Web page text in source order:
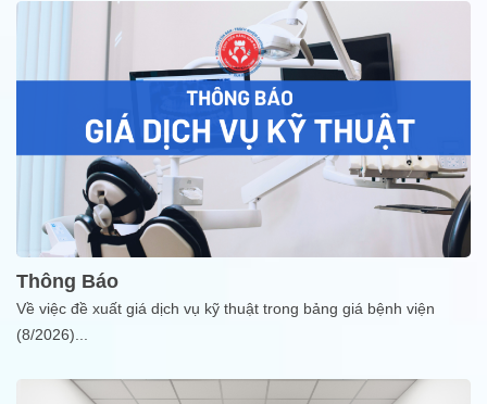
Thông Báo
Về việc đề xuất giá dịch vụ kỹ thuật trong bảng giá bệnh viện
(8/2026)